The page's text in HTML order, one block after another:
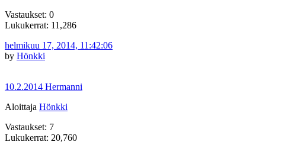
Vastaukset: 0
Lukukerrat: 11,286
helmikuu 17, 2014, 11:42:06
by Hönkki
10.2.2014 Hermanni
Aloittaja Hönkki
Vastaukset: 7
Lukukerrat: 20,760